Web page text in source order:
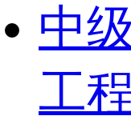
中
工